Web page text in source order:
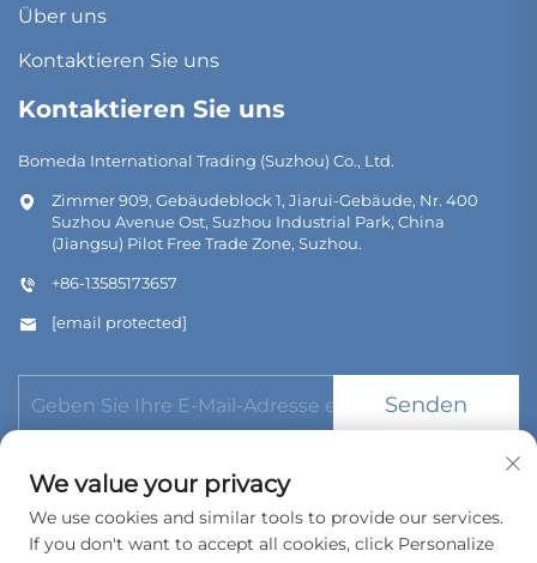
Über uns
Kontaktieren Sie uns
Kontaktieren Sie uns
Bomeda International Trading (Suzhou) Co., Ltd.
Zimmer 909, Gebäudeblock 1, Jiarui-Gebäude, Nr. 400
Suzhou Avenue Ost, Suzhou Industrial Park, China
(Jiangsu) Pilot Free Trade Zone, Suzhou.
+86-13585173657
[email protected]
Senden
Urheberrecht © 2026 Bomeda International Trading (Suzhou)
We value your privacy
We use cookies and similar tools to provide our services.
If you don't want to accept all cookies, click Personalize